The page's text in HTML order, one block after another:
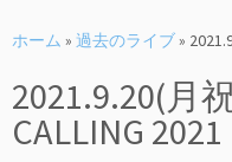
ン
ン
ツ
へ
ホーム » 過去のライブ»
2021.9.20(月
CALLING 2021